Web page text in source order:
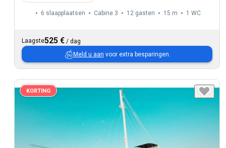
6 slaapplaatsen Cabine 3 12 gasten 15 m 1 WC
Laagste525 € / dag
Meld u aan voor extra besparingen.
KORTING